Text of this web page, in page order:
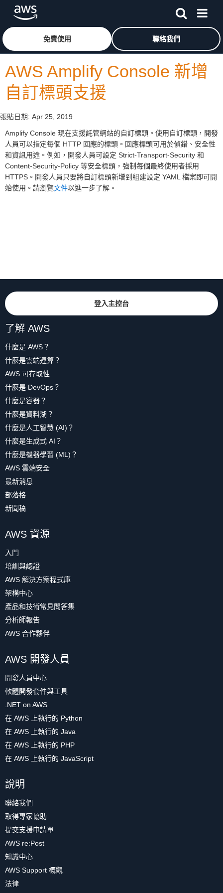
跳至主要內容按一下這裡可返回 Amazon Web Services 首頁
免費使用 聯絡我們
AWS Amplify Console 新增
自訂標頭支援
張貼日期: Apr 25, 2019
Amplify Console 現在支援託管網站的自訂標頭。使用自訂標頭，開發
人員可以指定每個 HTTP 回應的標頭。回應標頭可用於偵錯、安全性
和資訊用途。例如，開發人員可設定 Strict-Transport-Security 和
Content-Security-Policy 等安全標頭，強制每個最終使用者採用
HTTPS。開發人員只要將自訂標頭新增到組建設定 YAML 檔案即可開
始使用。請瀏覽文件以進一步了解。
登入主控台
了解 AWS
什麼是 AWS？
什麼是雲端運算？
AWS 可存取性
什麼是 DevOps？
什麼是容器？
什麼是資料湖？
什麼是人工智慧 (AI)？
什麼是生成式 AI？
什麼是機器學習 (ML)？
AWS 雲端安全
最新消息
部落格
新聞稿
AWS 資源
入門
培訓與認證
AWS 解決方案程式庫
架構中心
產品和技術常見問答集
分析師報告
AWS 合作夥伴
AWS 開發人員
開發人員中心
軟體開發套件與工具
.NET on AWS
在 AWS 上執行的 Python
在 AWS 上執行的 Java
在 AWS 上執行的 PHP
在 AWS 上執行的 JavaScript
說明
聯絡我們
取得專家協助
提交支援申請單
AWS re:Post
知識中心
AWS Support 概觀
法律